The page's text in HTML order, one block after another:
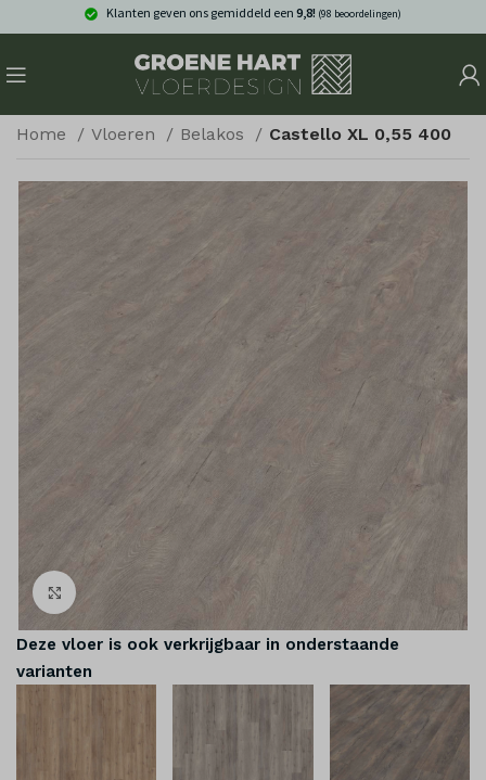
Klanten geven ons gemiddeld een 9,8! (98 beoordelingen)
Home Vloeren Belakos Castello XL 0,55 400
Klik om te vergroten
Deze vloer is ook verkrijgbaar in onderstaande
varianten